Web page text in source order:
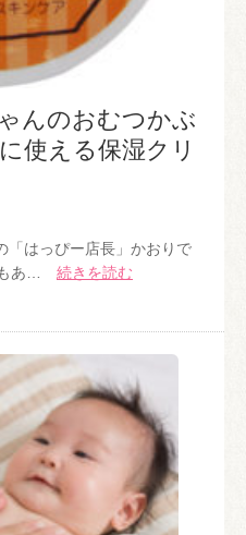
んのおむつかぶ
使える保湿クリ
「はっぴー店長」かおりで
もあ… 続きを読む